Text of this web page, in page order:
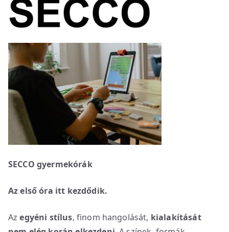
SECCO gyermekórák
Az első óra itt kezdődik.
Azegyéni stílus, finom hangolását, kialakítását